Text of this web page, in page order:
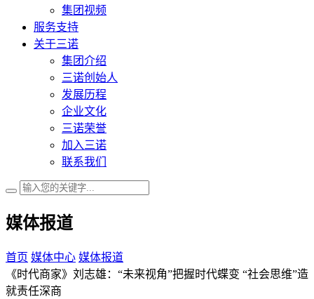
集团视频
服务支持
关于三诺
集团介绍
三诺创始人
发展历程
企业文化
三诺荣誉
加入三诺
联系我们
媒体报道
首页 媒体中心 媒体报道
《时代商家》刘志雄：“未来视角”把握时代蝶变 “社会思维”造
就责任深商